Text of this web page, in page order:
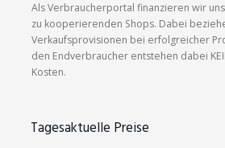
Als Verbraucherportal finanzieren wir
zu kooperierenden Shops. Dabei
Verkaufsprovisionen bei erfolgreicher
den Endverbraucher entstehen dabei
Kosten.
Tagesaktuelle Preise